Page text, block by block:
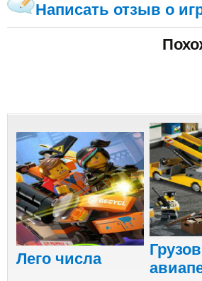
Написать отзыв о
Лего числа